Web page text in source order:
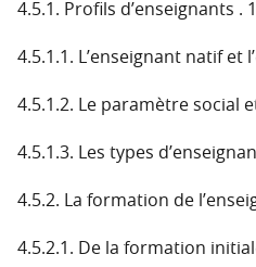
4.5.1. Profils d’enseignants .
4.5.1.1. L’enseignant natif et
4.5.1.2. Le paramètre social
4.5.1.3. Les types
4.5.2. La formation de
4.5.2.1. De la formation